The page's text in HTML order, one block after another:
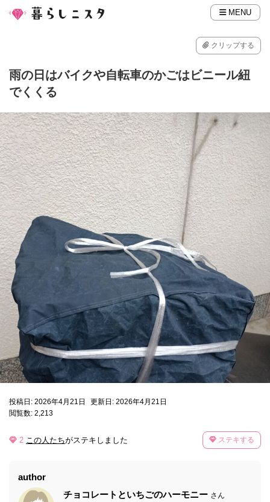
MENU
クリップする
雨の日はバイクや自転車のかごはビニール紐
でくくる
投稿日: 2026年4月21日
更新日: 2026年4月21日
閲覧数: 2,213
2 この人たちがステキしました ステキする
author
チョコレートといちごのハーモニー さん